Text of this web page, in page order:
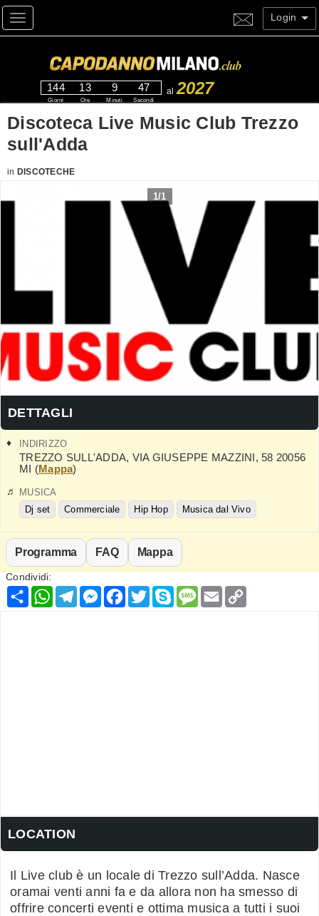
Toggle navigation Login
144
Giorni
13
Ore
9
Minuti
47
Secondi
al 2027
Discoteca Live Music Club Trezzo
sull'Adda
in DISCOTECHE
1/1
DETTAGLI
INDIRIZZO
TREZZO SULL'ADDA, VIA GIUSEPPE MAZZINI, 58 20056
MI (Mappa)
MUSICA
Dj set
Commerciale Hip Hop Musica dal Vivo
Programma FAQ Mappa
Condividi:
Condividi
WhatsApp
Telegram
Messenger
Facebook
TwitterSkypeMessage
Email
LOCATION
Il Live club è un locale di Trezzo sull’Adda. Nasce
oramai venti anni fa e da allora non ha smesso di
offrire concerti eventi e ottima musica a tutti i suoi